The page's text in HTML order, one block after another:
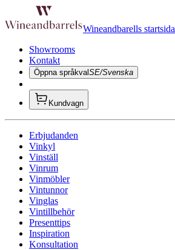
Wineandbarells startsida
Showrooms
Kontakt
Öppna språkvalSE/Svenska
Kundvagn
Erbjudanden
Vinkyl
Vinställ
Vinrum
Vinmöbler
Vintunnor
Vinglas
Vintillbehör
Presenttips
Inspiration
Konsultation